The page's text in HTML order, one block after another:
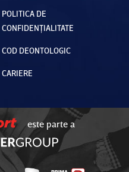
POLITICA DE
CONFIDENȚIALITATE
COD DEONTOLOGIC
CARIERE
este parte a